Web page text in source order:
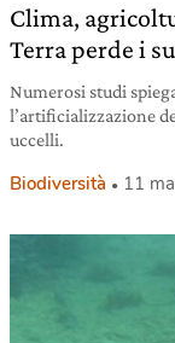
Clima,
Terra perde i
Numerosi studi
l’artificializzazione
uccelli.
Biodiversità 11